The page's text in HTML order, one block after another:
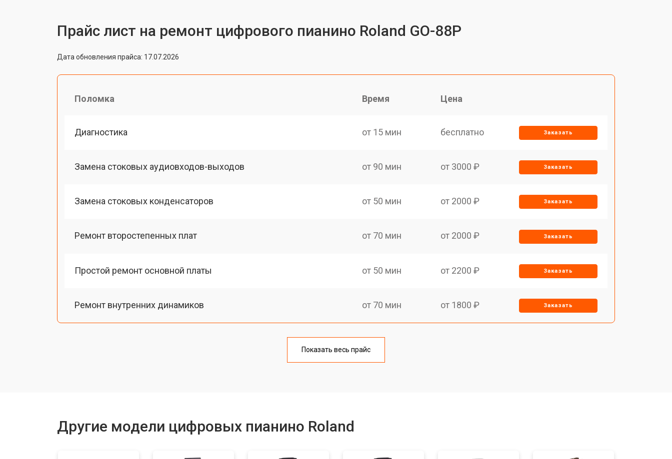
Прайс лист на ремонт цифрового пианино Roland GO-88P
Дата обновления прайса: 17.07.2026
Поломка Время Цена
Диагностика от 15 мин бесплатно Заказать
Замена стоковых аудиовходов-выходов от 90 мин от 3000 ₽ Заказать
Замена стоковых конденсаторов от 50 мин от 2000 ₽ Заказать
Ремонт второстепенных плат от 70 мин от 2000 ₽ Заказать
Простой ремонт основной платы от 50 мин от 2200 ₽ Заказать
Ремонт внутренних динамиков от 70 мин от 1800 ₽ Заказать
от 50 мин
Показать весь прайс
Другие модели цифровых пианино Roland